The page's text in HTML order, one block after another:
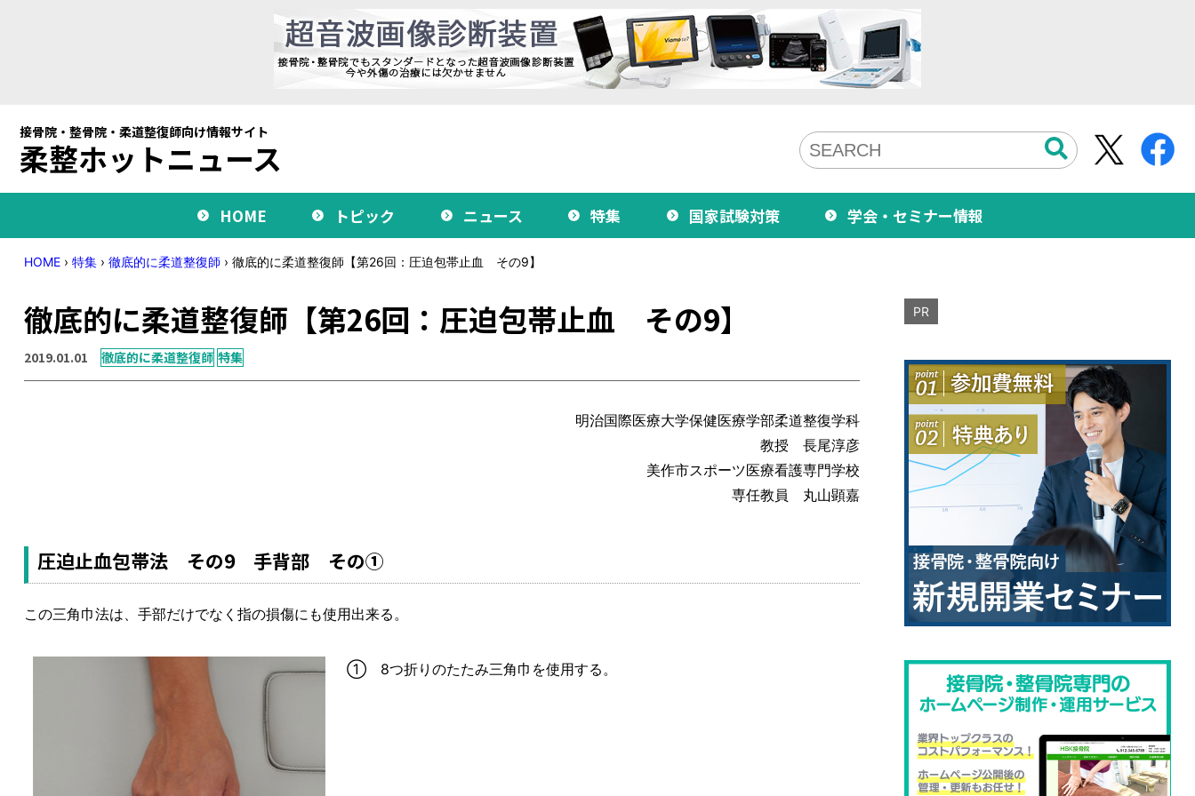
接骨院・整骨院・柔道整復師向け情報サイト
柔整ホットニュース
HOME トピック ニュース 特集 国家試験対策 学会・セミナー情報
HOME › 特集 › 徹底的に柔道整復師 › 徹底的に柔道整復師【第26回：圧迫包帯止血 その9】
徹底的に柔道整復師【第26回：圧迫包帯止血 その9】
2019.01.01 徹底的に柔道整復師 特集
明治国際医療大学保健医療学部柔道整復学科
教授 長尾淳彦
美作市スポーツ医療看護専門学校
専任教員 丸山顕嘉
圧迫止血包帯法 その9 手背部 その①
この三角巾法は、手部だけでなく指の損傷にも使用出来る。
① 8つ折りのたたみ三角巾を使用する。
PR